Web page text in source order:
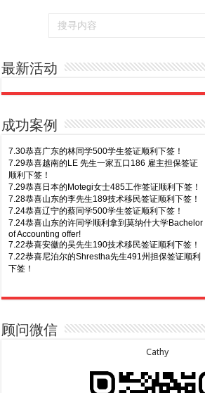
最新活动
成功案例
Business offer！
8.6恭喜江苏的谢先生600旅游签证顺利下签，三年多
8.5恭喜江苏的杨女士190技术移民签证顺利下签！
7.30恭喜广东的林同学500学生签证顺利下签！
7.29恭喜越南的LE 先生一家五口186 雇主担保签证
顺利下签！
7.29恭喜日本的Motegi女士485工作签证顺利下签！
7.28恭喜山东的李先生189技术移民签证顺利下签！
7.24恭喜辽宁的蔡同学500学生签证顺利下签！
7.24恭喜山东的许同学顺利拿到莫纳什大学Bachelor
of Accounting offer!
7.22恭喜安徽的吴先生190技术移民签证顺利下签！
7.22恭喜尼泊尔的Shrestha先生491州担保签证顺利
下签！
签！
7.15恭喜江苏的曹同学500学生签证顺利下签！
7.13恭喜广东的邓同学500学生签证顺利下签！
7.9恭喜广东的喻同学500学生签证顺利下签！
7.8恭喜黑龙江的刘女士600旅游签证顺利下签，三年
顾问微信
Cathy